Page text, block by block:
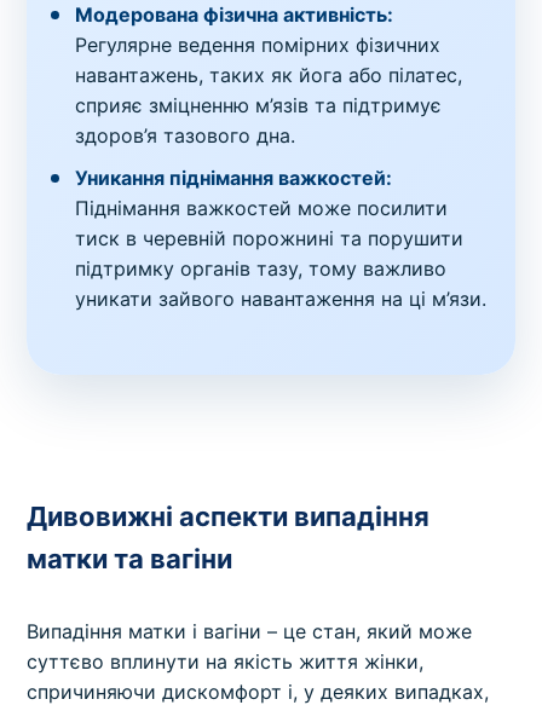
Модерована фізична активність:
Регулярне ведення помірних фізичних
навантажень, таких як йога або пілатес,
сприяє зміцненню м’язів та підтримує
здоров’я тазового дна.
Уникання піднімання важкостей:
Піднімання важкостей може посилити
тиск в черевній порожнині та порушити
підтримку органів тазу, тому важливо
уникати зайвого навантаження на ці м’язи.
Дивовижні аспекти випадіння
матки та вагіни
Випадіння матки і вагіни – це стан, який може
суттєво вплинути на якість життя жінки,
спричиняючи дискомфорт і, у деяких випадках,